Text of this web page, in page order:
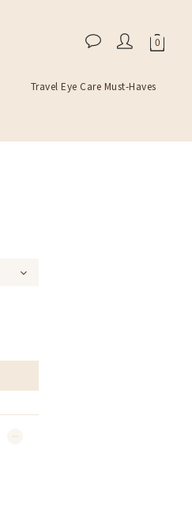
Travel Eye Care Must-Haves